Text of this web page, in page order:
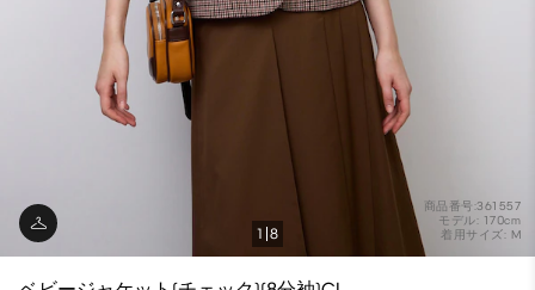
商品番号:361557
モデル: 170cm
着用サイズ: M
1 8